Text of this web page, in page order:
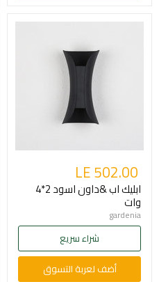
LE 502.00
ابليك اب &داون اسود 2*4
وات
gardenia
شراء سريع
أضف لعربة التسوق